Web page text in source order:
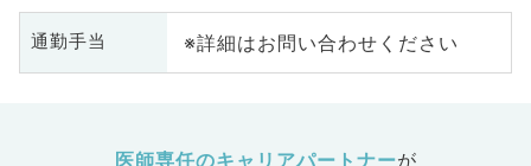
通勤手当 ※詳細はお問い合わせください
医師専任のキャリアパートナーが